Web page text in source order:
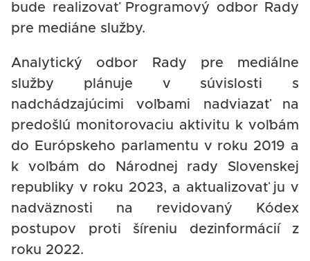
bude realizovať Programový odbor Rady
pre mediáne služby.
Analytický odbor Rady pre mediálne
služby plánuje v súvislosti s
nadchádzajúcimi voľbami nadviazať na
predošlú monitorovaciu aktivitu k voľbám
do Európskeho parlamentu v roku 2019 a
k voľbám do Národnej rady Slovenskej
republiky v roku 2023, a aktualizovať ju v
nadväznosti na revidovaný Kódex
postupov proti šíreniu dezinformácií z
roku 2022.